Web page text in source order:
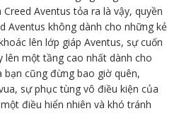
Aventus tỏa ra là vậy, quyền
Aventus không dành cho những kẻ
lên lớp giáp Aventus, sự cuốn
một tầng cao nhất dành cho
bạn cũng đừng bao giờ quên,
sự phục tùng vô điều kiện của
điều hiển nhiên và khó tránh